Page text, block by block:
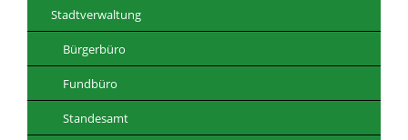
Stadtverwaltung
Bürgerbüro
Fundbüro
Standesamt